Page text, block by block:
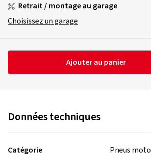
Retrait / montage au garage
Choisissez un garage
Ajouter au panier
Données techniques
Catégorie
Pneus moto